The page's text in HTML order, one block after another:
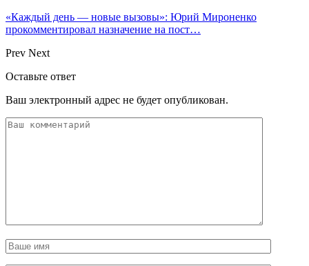
«Каждый день — новые вызовы»: Юрий Мироненко
прокомментировал назначение на пост…
Prev Next
Оставьте ответ
Ваш электронный адрес не будет опубликован.